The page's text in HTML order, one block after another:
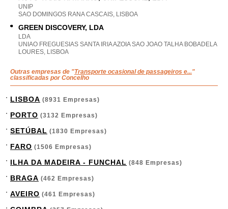
UNIP
SAO DOMINGOS RANA CASCAIS, LISBOA
GREEN DISCOVERY, LDA
LDA
UNIAO FREGUESIAS SANTA IRIA AZOIA SAO JOAO TALHA BOBADELA
LOURES, LISBOA
Outras empresas de "Transporte ocasional de passageiros e..."
classificadas por Concelho
LISBOA (8931 Empresas)
PORTO (3132 Empresas)
SETÚBAL (1830 Empresas)
FARO (1506 Empresas)
ILHA DA MADEIRA - FUNCHAL (848 Empresas)
BRAGA (462 Empresas)
AVEIRO (461 Empresas)